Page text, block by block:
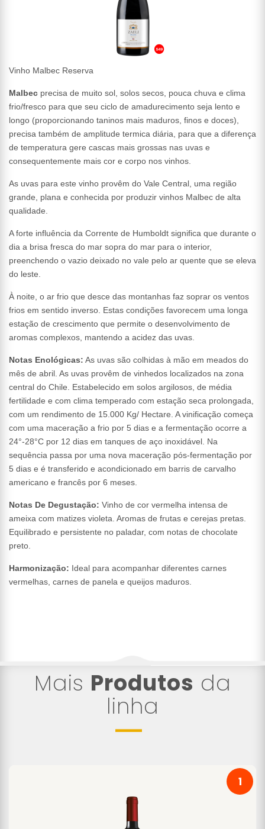
Vinho Malbec Reserva
Malbec precisa de muito sol, solos secos, pouca chuva e clima
frio/fresco para que seu ciclo de amadurecimento seja lento e
longo (proporcionando taninos mais maduros, finos e doces),
precisa também de amplitude termica diária, para que a diferença
de temperatura gere cascas mais grossas nas uvas e
consequentemente mais cor e corpo nos vinhos.
As uvas para este vinho provêm do Vale Central, uma região
grande, plana e conhecida por produzir vinhos Malbec de alta
qualidade.
A forte influência da Corrente de Humboldt significa que durante o
dia a brisa fresca do mar sopra do mar para o interior,
preenchendo o vazio deixado no vale pelo ar quente que se eleva
do leste.
À noite, o ar frio que desce das montanhas faz soprar os ventos
frios em sentido inverso. Estas condições favorecem uma longa
estação de crescimento que permite o desenvolvimento de
aromas complexos, mantendo a acidez das uvas.
Notas Enológicas: As uvas são colhidas à mão em meados do
mês de abril. As uvas provêm de vinhedos localizados na zona
central do Chile. Estabelecido em solos argilosos, de média
fertilidade e com clima temperado com estação seca prolongada,
com um rendimento de 15.000 Kg/ Hectare. A vinificação começa
com uma maceração a frio por 5 dias e a fermentação ocorre a
24°-28°C por 12 dias em tanques de aço inoxidável. Na
sequência passa por uma nova maceração pós-fermentação por
5 dias e é transferido e acondicionado em barris de carvalho
americano e francês por 6 meses.
Notas De Degustação: Vinho de cor vermelha intensa de
ameixa com matizes violeta. Aromas de frutas e cerejas pretas.
Equilibrado e persistente no paladar, com notas de chocolate
preto.
Harmonização: Ideal para acompanhar diferentes carnes
vermelhas, carnes de panela e queijos maduros.
Mais Produtos da
linha
1